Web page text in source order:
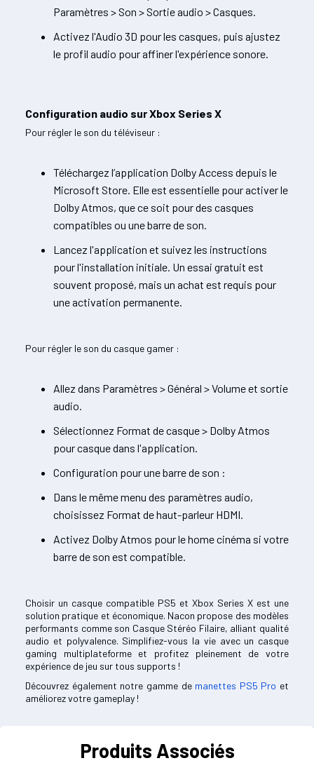
Paramètres > Son > Sortie audio > Casques.
Activez l'Audio 3D pour les casques, puis ajustez
le profil audio pour affiner l'expérience sonore.
Configuration audio sur Xbox Series X
Pour régler le son du téléviseur :
Téléchargez l’application Dolby Access depuis le
Microsoft Store. Elle est essentielle pour activer le
Dolby Atmos, que ce soit pour des casques
compatibles ou une barre de son.
Lancez l'application et suivez les instructions
pour l'installation initiale. Un essai gratuit est
souvent proposé, mais un achat est requis pour
une activation permanente.
Pour régler le son du casque gamer :
Allez dans Paramètres > Général > Volume et sortie
audio.
Sélectionnez Format de casque > Dolby Atmos
pour casque dans l'application.
Configuration pour une barre de son :
Dans le même menu des paramètres audio,
choisissez Format de haut-parleur HDMI.
Activez Dolby Atmos pour le home cinéma si votre
barre de son est compatible.
Choisir un casque compatible PS5 et Xbox Series X est une
solution pratique et économique. Nacon propose des modèles
performants comme son Casque Stéréo Filaire, alliant qualité
audio et polyvalence. Simplifiez-vous la vie avec un casque
gaming multiplateforme et profitez pleinement de votre
expérience de jeu sur tous supports !
Découvrez également notre gamme de manettes PS5 Pro et
améliorez votre gameplay !
Produits Associés